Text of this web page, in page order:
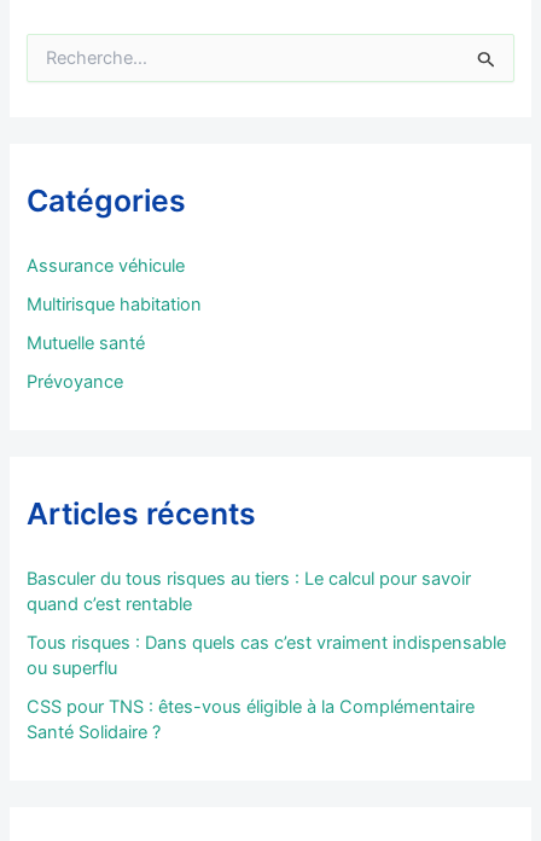
e
c
r
Catégories
Assurance véhicule
Multirisque habitation
Mutuelle santé
Prévoyance
Articles récents
Basculer du tous risques au tiers : Le calcul pour savoir
quand c’est rentable
Tous risques : Dans quels cas c’est vraiment indispensable
ou superflu
CSS pour TNS : êtes-vous éligible à la Complémentaire
Santé Solidaire ?